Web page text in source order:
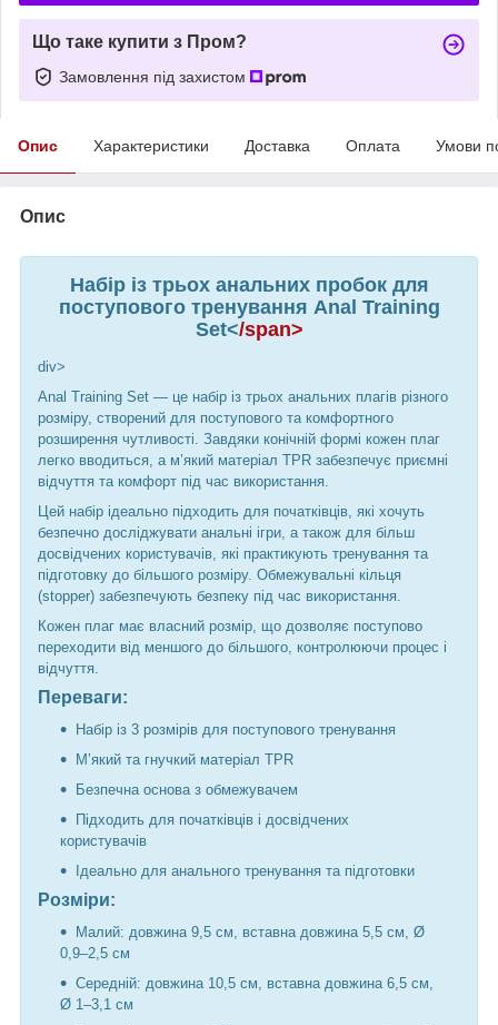
Що таке купити з Пром?
Замовлення під захистом
Опис Характеристики Доставка Оплата Умови
Опис
Набір із трьох анальних пробок для
поступового тренування Anal Training
Set</span>
div>
Anal Training Set — це набір із трьох анальних плагів різного
розміру, створений для поступового та комфортного
розширення чутливості. Завдяки конічній формі кожен плаг
легко вводиться, а м’який матеріал TPR забезпечує приємні
відчуття та комфорт під час використання.
Цей набір ідеально підходить для початківців, які хочуть
безпечно досліджувати анальні ігри, а також для більш
досвідчених користувачів, які практикують тренування та
підготовку до більшого розміру. Обмежувальні кільця
(stopper) забезпечують безпеку під час використання.
Кожен плаг має власний розмір, що дозволяє поступово
переходити від меншого до більшого, контролюючи процес і
відчуття.
Переваги:
Набір із 3 розмірів для поступового тренування
М’який та гнучкий матеріал TPR
Безпечна основа з обмежувачем
Підходить для початківців і досвідчених
користувачів
Ідеально для анального тренування та підготовки
Розміри:
Малий: довжина 9,5 см, вставна довжина 5,5 см, Ø
0,9–2,5 см
Середній: довжина 10,5 см, вставна довжина 6,5 см,
Ø 1–3,1 см